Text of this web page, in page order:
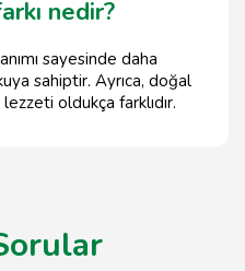
nedir?
sayesinde daha
sahiptir. Ayrıca, doğal
oldukça farklıdır.